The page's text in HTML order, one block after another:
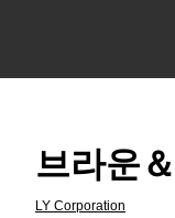
브라운
LY Corporation